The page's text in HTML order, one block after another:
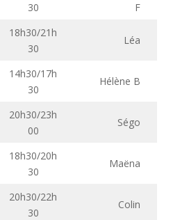
30
F
18h30/21h
30
Léa
14h30/17h
30
Hélène B
20h30/23h
00
Ségo
18h30/20h
30
Maëna
20h30/22h
30
Colin